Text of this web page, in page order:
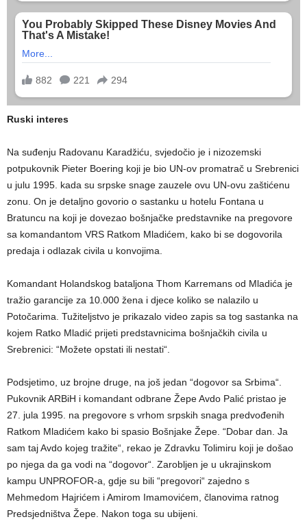
Ruski interes
Na suđenju Radovanu Karadžiću, svjedočio je i nizozemski
potpukovnik Pieter Boering koji je bio UN-ov promatrač u Srebrenici
u julu 1995. kada su srpske snage zauzele ovu UN-ovu zaštićenu
zonu. On je detaljno govorio o sastanku u hotelu Fontana u
Bratuncu na koji je dovezao bošnjačke predstavnike na pregovore
sa komandantom VRS Ratkom Mladićem, kako bi se dogovorila
predaja i odlazak civila u konvojima.
Komandant Holandskog bataljona Thom Karremans od Mladića je
tražio garancije za 10.000 žena i djece koliko se nalazilo u
Potočarima. Tužiteljstvo je prikazalo video zapis sa tog sastanka na
kojem Ratko Mladić prijeti predstavnicima bošnjačkih civila u
Srebrenici: “Možete opstati ili nestati“.
Podsjetimo, uz brojne druge, na još jedan “dogovor sa Srbima“.
Pukovnik ARBiH i komandant odbrane Žepe Avdo Palić pristao je
27. jula 1995. na pregovore s vrhom srpskih snaga predvođenih
Ratkom Mladićem kako bi spasio Bošnjake Žepe. “Dobar dan. Ja
sam taj Avdo kojeg tražite“, rekao je Zdravku Tolimiru koji je došao
po njega da ga vodi na “dogovor“. Zarobljen je u ukrajinskom
kampu UNPROFOR-a, gdje su bili “pregovori“ zajedno s
Mehmedom Hajrićem i Amirom Imamovićem, članovima ratnog
Predsjedništva Žepe. Nakon toga su ubijeni.